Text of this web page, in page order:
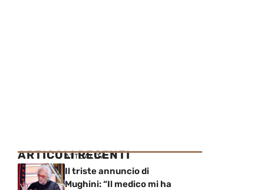
ARTICOLI RECENTI
ATTUALITÀ
Il triste annuncio di
Mughini: “Il medico mi ha